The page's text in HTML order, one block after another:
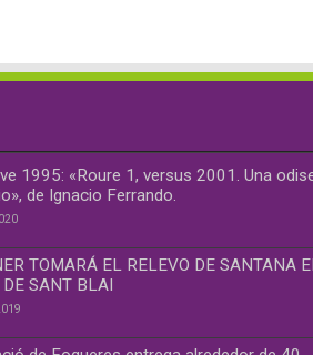
1995: «Roure 1, versus 2001. Una
de Ignacio Ferrando.
TOMARÁ EL RELEVO DE SANTANA
DE SANT BLAI